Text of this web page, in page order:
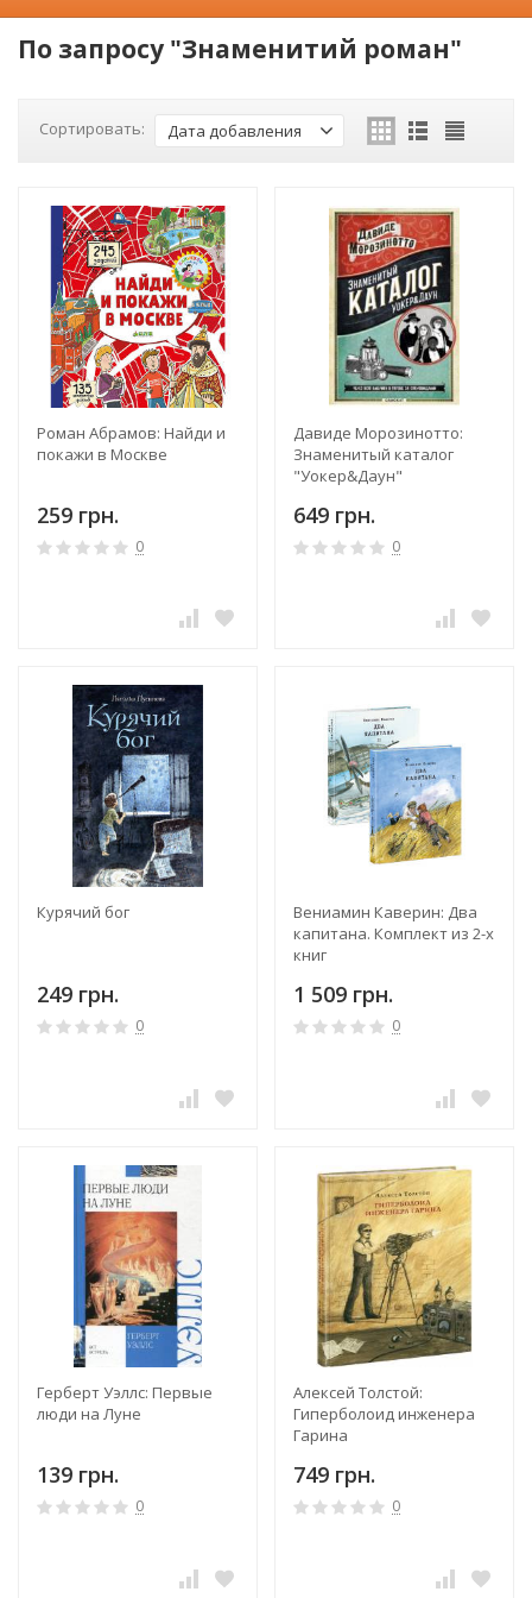
По запросу "Знаменитий роман"
Сортировать: Дата добавления
Роман Абрамов: Найди и
покажи в Москве
259 грн.
0
Давиде Морозинотто:
Знаменитый каталог
"Уокер&Даун"
649 грн.
0
Курячий бог
249 грн.
0
Вениамин Каверин: Два
капитана. Комплект из 2-х
книг
1 509 грн.
0
Герберт Уэллс: Первые
люди на Луне
139 грн.
0
Алексей Толстой:
Гиперболоид инженера
Гарина
749 грн.
0